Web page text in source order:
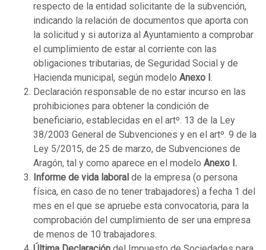
respecto de la entidad solicitante de la subvención,
indicando la relación de documentos que aporta con
la solicitud y si autoriza al Ayuntamiento a comprobar
el cumplimiento de estar al corriente con las
obligaciones tributarias, de Seguridad Social y de
Hacienda municipal, según modelo Anexo I.
Declaración responsable de no estar incurso en las
prohibiciones para obtener la condición de
beneficiario, establecidas en el artº. 13 de la Ley
38/2003 General de Subvenciones y en el artº. 9 de la
Ley 5/2015, de 25 de marzo, de Subvenciones de
Aragón, tal y como aparece en el modelo Anexo I.
Informe de vida laboral de la empresa (o persona
física, en caso de no tener trabajadores) a fecha 1 del
mes en el que se apruebe esta convocatoria, para la
comprobación del cumplimiento de ser una empresa
de menos de 10 trabajadores.